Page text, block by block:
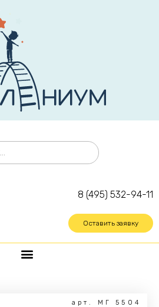
8 (495) 532-94-11
Оставить заявку
арт. МГ 5504